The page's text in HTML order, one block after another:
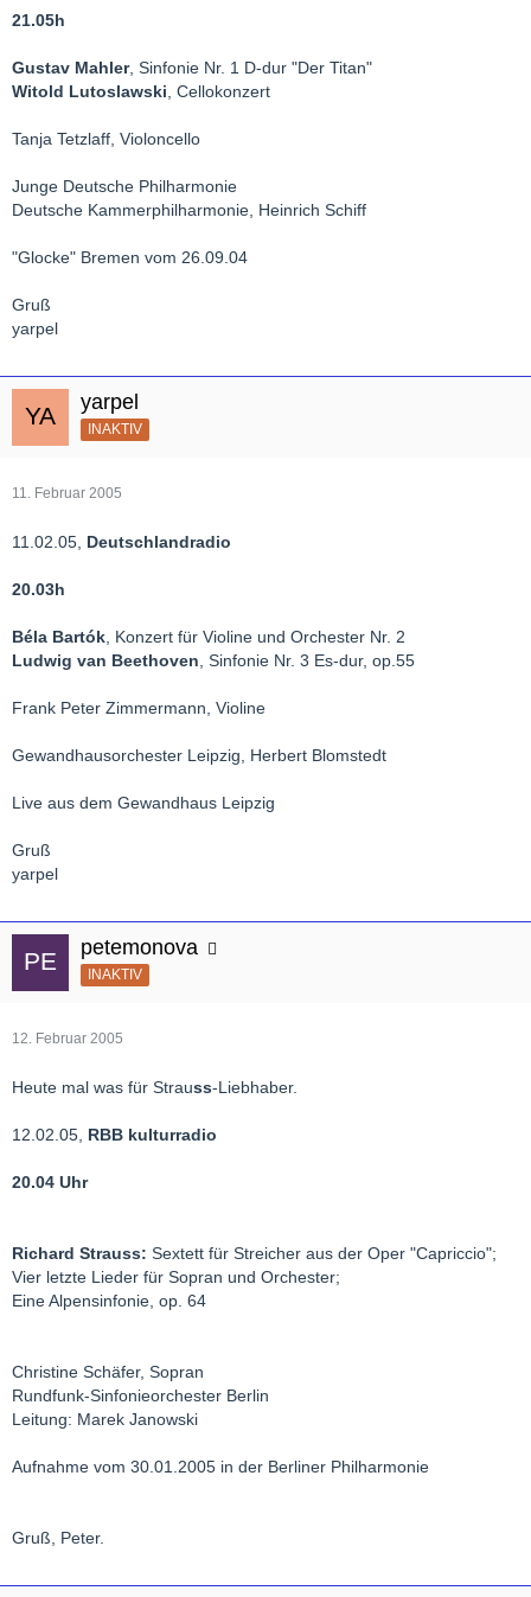
21.05h
Gustav Mahler, Sinfonie Nr. 1 D-dur "Der Titan"
Witold Lutoslawski , Cellokonzert
Tanja Tetzlaff, Violoncello
Junge Deutsche Philharmonie
Deutsche Kammerphilharmonie, Heinrich Schiff
"Glocke" Bremen vom 26.09.04
Gruß
yarpel
yarpel
INAKTIV
11. Februar 2005
11.02.05, Deutschlandradio
20.03h
Béla Bartók , Konzert für Violine und Orchester Nr. 2
Ludwig van Beethoven , Sinfonie Nr. 3 Es-dur, op.55
Frank Peter Zimmermann, Violine
Gewandhausorchester Leipzig, Herbert Blomstedt
Live aus dem Gewandhaus Leipzig
Gruß
yarpel
petemonova
INAKTIV
12. Februar 2005
Heute mal was für Strauss-Liebhaber.
12.02.05, RBB kulturradio
20.04 Uhr
Richard Strauss: Sextett für Streicher aus der Oper "Capriccio";
Vier letzte Lieder für Sopran und Orchester;
Eine Alpensinfonie, op. 64
Christine Schäfer, Sopran
Rundfunk-Sinfonieorchester Berlin
Leitung: Marek Janowski
Aufnahme vom 30.01.2005 in der Berliner Philharmonie
Gruß, Peter.